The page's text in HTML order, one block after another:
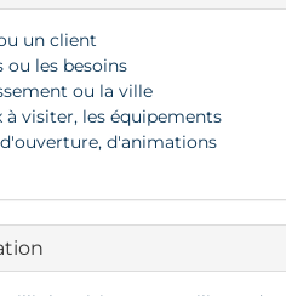
un client
ou les besoins
ou la ville
visiter, les équipements
d'animations